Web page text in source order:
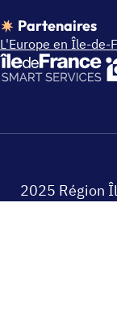
Partenaires
L'Europe en Île-de-
2025 Région